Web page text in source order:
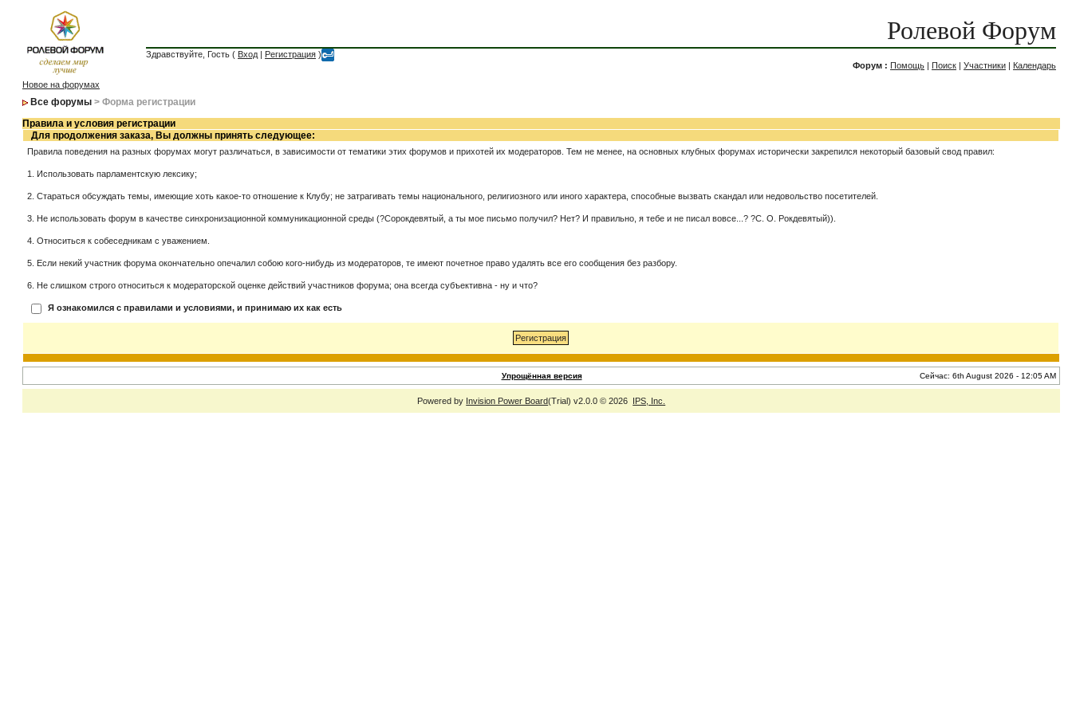
Ролевой Форум
Здравствуйте, Гость ( Вход | Регистрация )
Форум : Помощь | Поиск | Участники | Календарь
Новое на форумах
Все форумы > Форма регистрации
Правила и условия регистрации
Для продолжения заказа, Вы должны принять следующее:
Правила поведения на разных форумах могут различаться, в зависимости от тематики этих форумов и прихотей их модераторов. Тем не менее, на основных клубных форумах исторически закрепился некоторый базовый свод правил:
1. Использовать парламентскую лексику;
2. Стараться обсуждать темы, имеющие хоть какое-то отношение к Клубу; не затрагивать темы национального, религиозного или иного характера, способные вызвать скандал или недовольство посетителей.
3. Не использовать форум в качестве синхронизационной коммуникационной среды (?Сорокдевятый, а ты мое письмо получил? Нет? И правильно, я тебе и не писал вовсе...? ?С. О. Рокдевятый)).
4. Относиться к собеседникам с уважением.
5. Если некий участник форума окончательно опечалил собою кого-нибудь из модераторов, те имеют почетное право удалять все его сообщения без разбору.
6. Не слишком строго относиться к модераторской оценке действий участников форума; она всегда субъективна - ну и что?
Я ознакомился с правилами и условиями, и принимаю их как есть
Упрощённая версия Сейчас: 6th August 2026 - 12:05 AM
Powered by Invision Power Board(Trial) v2.0.0 © 2026 IPS, Inc.